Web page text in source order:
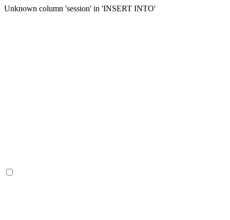
Unknown column 'session' in 'INSERT INTO'